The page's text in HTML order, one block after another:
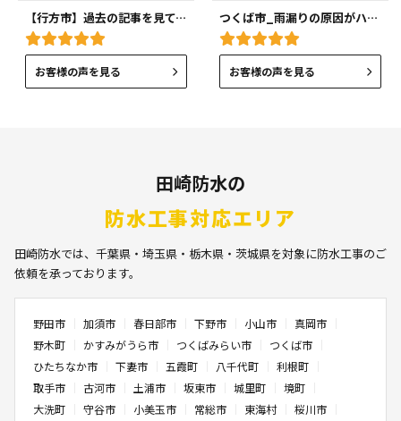
【行方市】過去の記事を見て、依頼させていただきました！
お客様の声を見る
つくば市_雨漏りの原因がハッキリ目で見えて本当に良かった！
お客様の声を見る
田崎防水の
防水工事対応エリア
田崎防水では、千葉県・埼玉県・栃木県・茨城県を対象に防水工事のご
依頼を承っております。
野田市 加須市 春日部市 下野市 小山市
真岡市
野木町
かすみがうら市 つくばみらい市
つくば市
ひたちなか市
下妻市 五霞町 八千代町
利根町
取手市
古河市 土浦市 坂東市 城里町
境町
大洗町
守谷市 小美玉市 常総市 東海村 桜川市